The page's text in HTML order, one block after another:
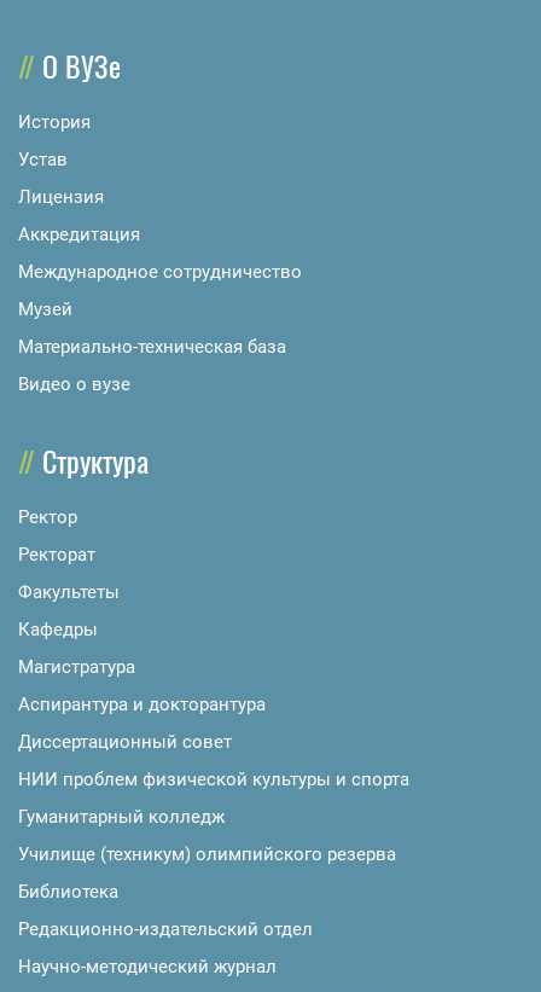
О ВУЗе
История
Устав
Лицензия
Аккредитация
Международное сотрудничество
Музей
Материально-техническая база
Видео о вузе
Структура
Ректор
Ректорат
Факультеты
Кафедры
Магистратура
Аспирантура и докторантура
Диссертационный совет
НИИ проблем физической культуры и спорта
Гуманитарный колледж
Училище (техникум) олимпийского резерва
Библиотека
Редакционно-издательский отдел
Научно-методический журнал